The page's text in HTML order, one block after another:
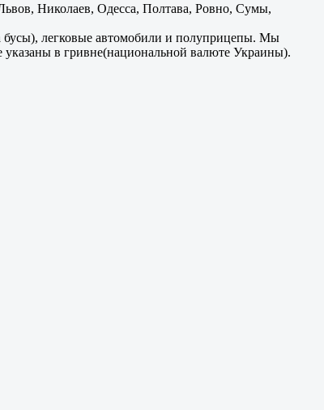
Николаев, Одесса, Полтава, Ровно, Сумы,
бусы), легковые автомобили и полуприцепы. Мы
указаны в гривне(национальной валюте Украины).